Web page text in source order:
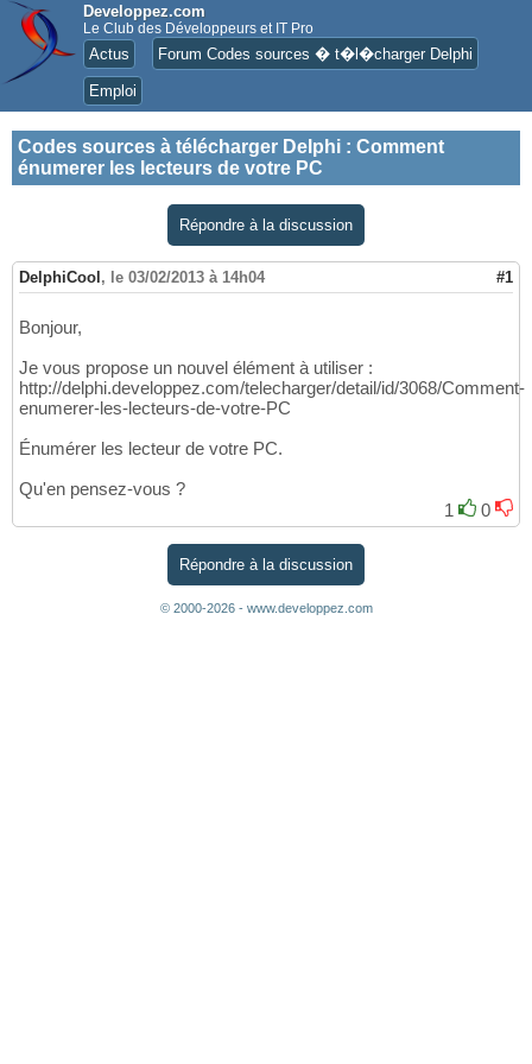
Developpez.com
Le Club des Développeurs et IT Pro
Actus Forum Codes sources � t�l�charger Delphi
Emploi
Codes sources à télécharger Delphi : Comment
énumerer les lecteurs de votre PC
Répondre à la discussion
DelphiCool , le 03/02/2013 à 14h04 #1
Bonjour,
Je vous propose un nouvel élément à utiliser :
http://delphi.developpez.com/telecharger/detail/id/3068/Comment-
enumerer-les-lecteurs-de-votre-PC
Énumérer les lecteur de votre PC.
Qu'en pensez-vous ?
1
0
Répondre à la discussion
© 2000-2026 - www.developpez.com